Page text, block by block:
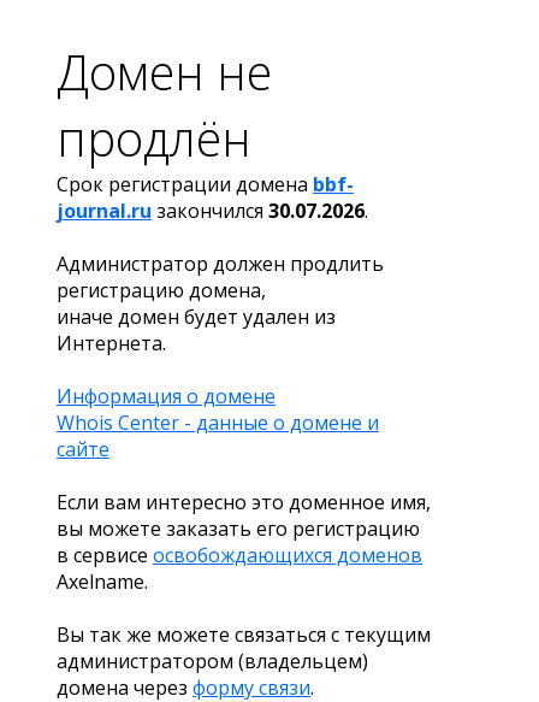
Домен не
продлён
Срок регистрации домена bbf-
journal.ru закончился 30.07.2026.
Администратор должен продлить
регистрацию домена,
иначе домен будет удален из
Интернета.
Информация о домене
Whois Center - данные о домене и
сайте
Если вам интересно это доменное имя,
вы можете заказать его регистрацию
в сервисе освобождающихся доменов
Axelname.
Вы так же можете связаться с текущим
администратором (владельцем)
домена через форму связи.